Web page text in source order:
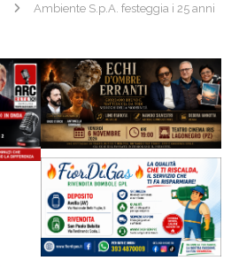
Ambiente S.p.A. festeggia i 25 anni